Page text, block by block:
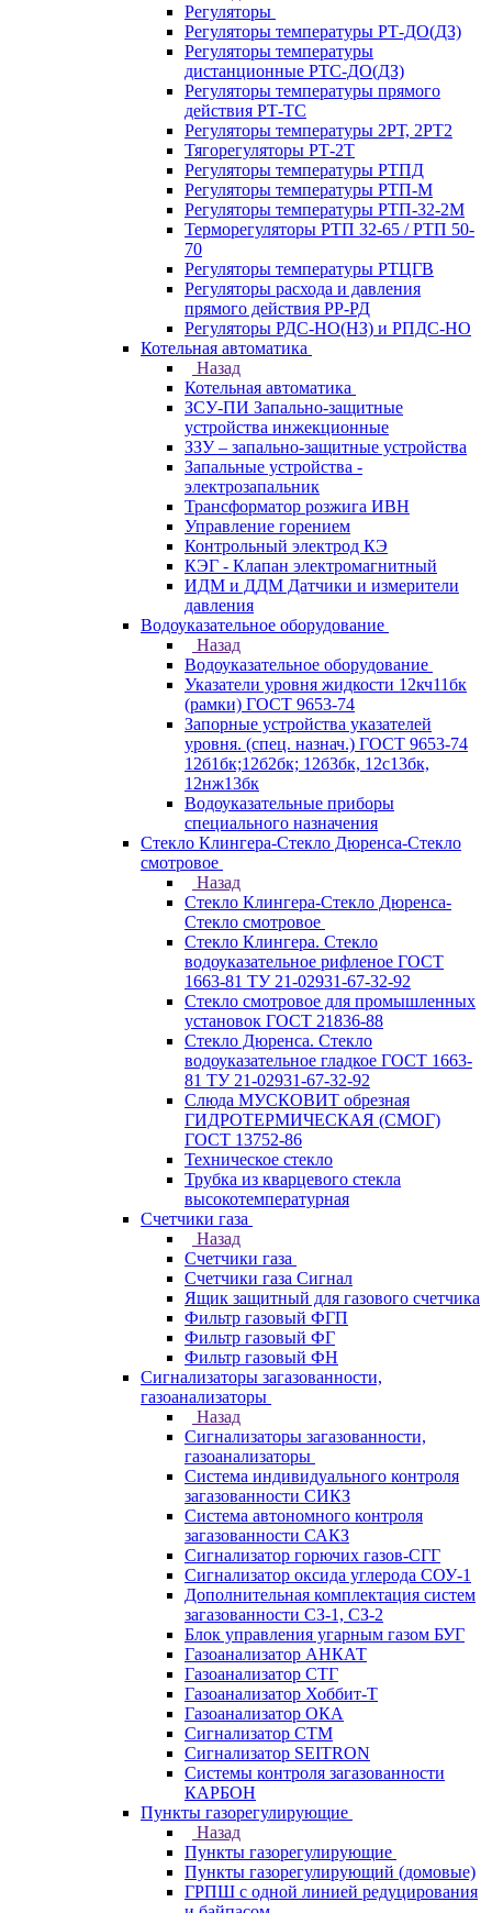
Регуляторы
Регуляторы температуры РТ-ДО(ДЗ)
Регуляторы температуры
дистанционные РТС-ДО(ДЗ)
Регуляторы температуры прямого
действия РТ-ТС
Регуляторы температуры 2РТ, 2РT2
Тягорегуляторы РТ-2Т
Регуляторы температуры РТПД
Регуляторы температуры РТП-M
Регуляторы температуры РТП-32-2М
Терморегуляторы РТП 32-65 / РТП 50-
70
Регуляторы температуры РТЦГВ
Регуляторы расхода и давления
прямого действия РР-РД
Регуляторы РДС-НО(НЗ) и РПДС-НО
Котельная автоматика
Назад
Котельная автоматика
ЗСУ-ПИ Запально-защитные
устройства инжекционные
ЗЗУ – запально-защитные устройства
Запальные устройства -
электрозапальник
Трансформатор розжига ИВН
Управление горением
Контрольный электрод КЭ
КЭГ - Клапан электромагнитный
ИДМ и ДДМ Датчики и измерители
давления
Водоуказательное оборудование
Назад
Водоуказательное оборудование
Указатели уровня жидкости 12кч11бк
(рамки) ГОСТ 9653-74
Запорные устройства указателей
уровня. (спец. назнач.) ГОСТ 9653-74
12б1бк;12б2бк; 12б3бк, 12с13бк,
12нж13бк
Водоуказательные приборы
специального назначения
Стекло Клингера-Стекло Дюренса-Стекло
смотровое
Назад
Стекло Клингера-Стекло Дюренса-
Стекло смотровое
Стекло Клингера. Стекло
водоуказательное рифленое ГОСТ
1663-81 ТУ 21-02931-67-32-92
Стекло смотровое для промышленных
установок ГОСТ 21836-88
Стекло Дюренса. Стекло
водоуказательное гладкое ГОСТ 1663-
81 ТУ 21-02931-67-32-92
Слюда МУСКОВИТ обрезная
ГИДРОТЕРМИЧЕСКАЯ (СМОГ)
ГОСТ 13752-86
Техническое стекло
Трубка из кварцевого стекла
высокотемпературная
Счетчики газа
Назад
Счетчики газа
Счетчики газа Сигнал
Ящик защитный для газового счетчика
Фильтр газовый ФГП
Фильтр газовый ФГ
Фильтр газовый ФН
Сигнализаторы загазованности,
газоанализаторы
Назад
Сигнализаторы загазованности,
газоанализаторы
Система индивидуального контроля
загазованности СИКЗ
Система автономного контроля
загазованности САКЗ
Сигнализатор горючих газов-СГГ
Сигнализатор оксида углерода СОУ-1
Дополнительная комплектация систем
загазованности СЗ-1, СЗ-2
Блок управления угарным газом БУГ
Газоанализатор АНКАТ
Газоанализатор СТГ
Газоанализатор Хоббит-Т
Газоанализатор ОКА
Сигнализатор СТМ
Сигнализатор SEITRON
Системы контроля загазованности
КАРБОН
Пункты газорегулирующие
Назад
Пункты газорегулирующие
Пункты газорегулирующий (домовые)
ГРПШ с одной линией редуцирования